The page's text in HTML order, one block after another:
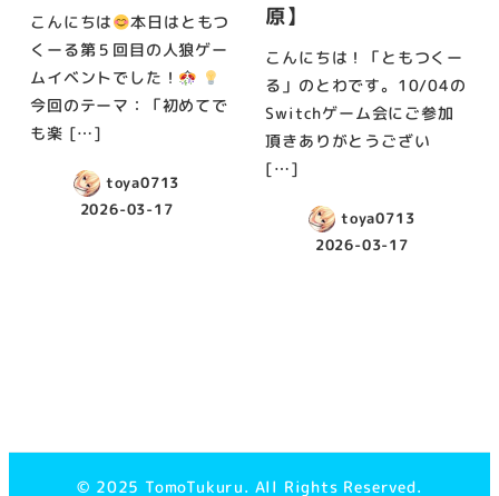
こんにちは
本日はともつ
くーる第５回目の人狼ゲー
ムイベントでした！
今回のテーマ：「初めてで
も楽 […]
toya0713
投稿日
2026-03-17
原】
こんにちは！「ともつくー
る」のとわです。10/04の
Switchゲーム会にご参加
頂きありがとうござい
[…]
toya0713
投稿日
2026-03-17
© 2025 TomoTukuru. All Rights Reserved.